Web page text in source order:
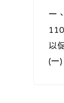
一
以
(一)